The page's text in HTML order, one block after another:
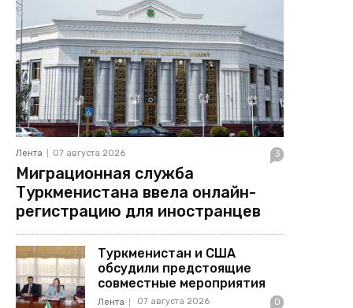
Лента 07 августа 2026 3
Миграционная служба
Туркменистана ввела онлайн-
регистрацию для иностранцев
Туркменистан и США
обсудили предстоящие
совместные мероприятия
Лента 07 августа 2026 0